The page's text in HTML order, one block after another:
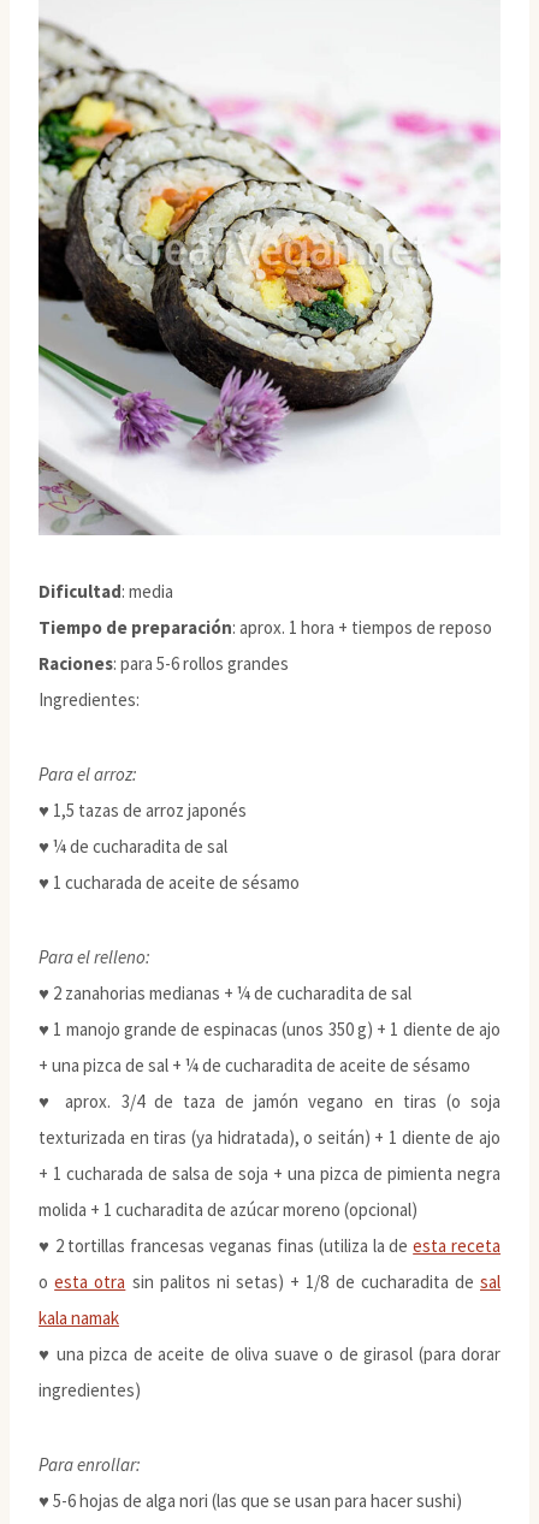
Dificultad: media
Tiempo de preparación: aprox. 1 hora + tiempos de reposo
Raciones: para 5-6 rollos grandes
Ingredientes:
Para el arroz:
♥ 1,5 tazas de arroz japonés
♥ ¼ de cucharadita de sal
♥ 1 cucharada de aceite de sésamo
Para el relleno:
♥ 2 zanahorias medianas + ¼ de cucharadita de sal
♥ 1 manojo grande de espinacas (unos 350 g) + 1 diente de ajo
+ una pizca de sal + ¼ de cucharadita de aceite de sésamo
♥ aprox. 3/4 de taza de jamón vegano en tiras (o soja
texturizada en tiras (ya hidratada), o seitán) + 1 diente de ajo
+ 1 cucharada de salsa de soja + una pizca de pimienta negra
molida + 1 cucharadita de azúcar moreno (opcional)
♥ 2 tortillas francesas veganas finas (utiliza la deesta receta
oesta otra sin palitos ni setas) + 1/8 de cucharadita desal
kala namak
♥ una pizca de aceite de oliva suave o de girasol (para dorar
ingredientes)
Para enrollar:
♥ 5-6 hojas de alga nori (las que se usan para hacer sushi)